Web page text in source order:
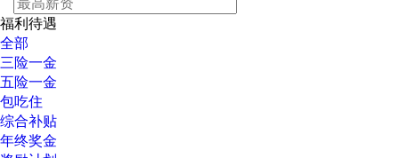
福利待遇
全部
三险一金
五险一金
包吃住
综合补贴
年终奖金